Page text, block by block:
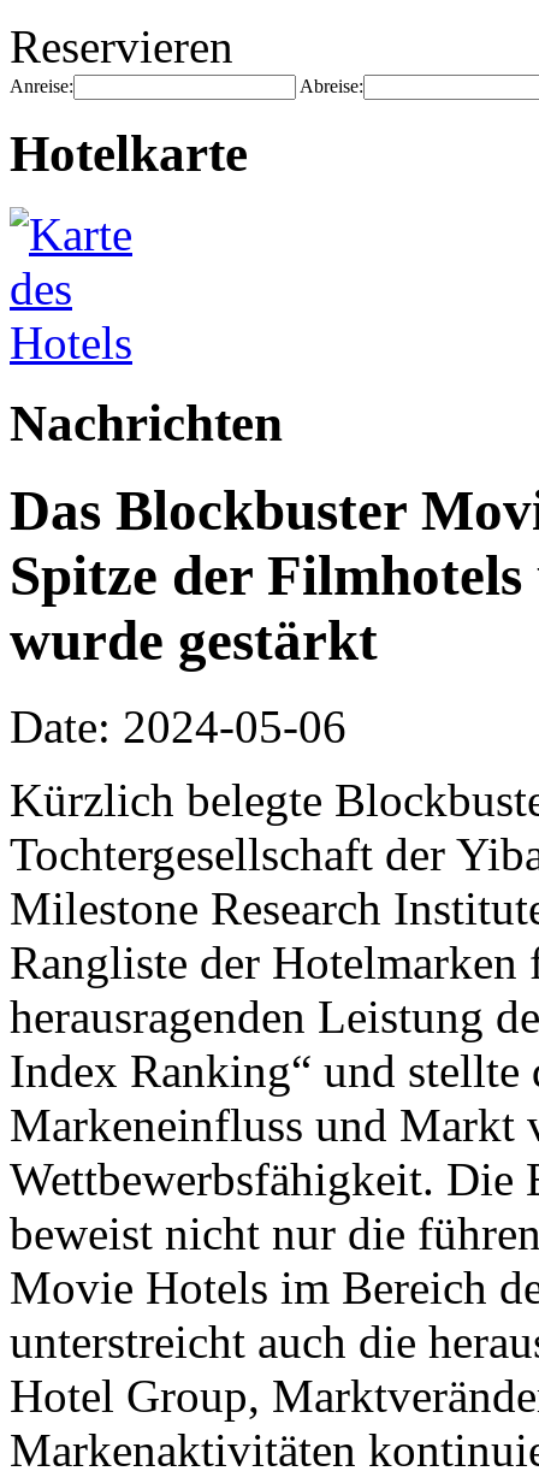
Reservieren
Anreise: Abreise:
Hotelkarte
Nachrichten
Das Blockbuster
Spitze der
wurde gestärkt
Date: 2024-05-06
Kürzlich belegte
Tochtergesellschaft der
Milestone Research
Rangliste der
herausragenden Leistung
Index Ranking“ und stellte
Markeneinfluss und Markt
Wettbewerbsfähigkeit. Die
beweist nicht nur die
Movie Hotels im Bereich
unterstreicht auch die
Hotel Group,
Markenaktivitäten